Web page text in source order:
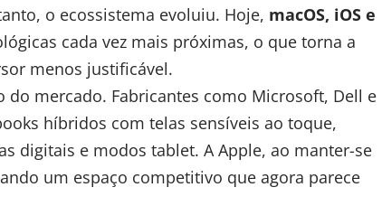
o ecossistema evoluiu. Hoje, macOS, iOS e
cada vez mais próximas, o que torna a
menos justificável.
mercado. Fabricantes como Microsoft, Dell e
híbridos com telas sensíveis ao toque,
digitais e modos tablet. A Apple, ao manter-se
um espaço competitivo que agora parece